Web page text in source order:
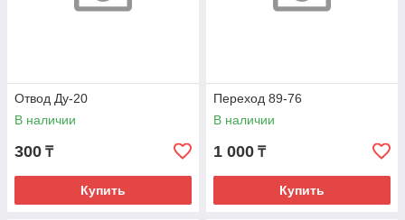
Отвод Ду-20
В наличии
300 ₸
Купить
Переход 89-76
В наличии
1 000 ₸
Купить